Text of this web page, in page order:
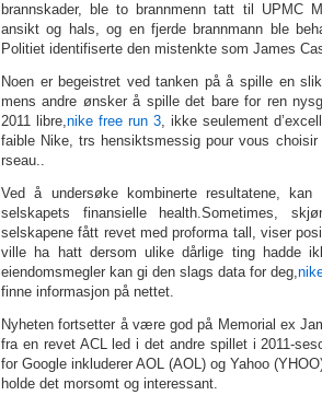
brannskader, ble to brannmenn tatt til UPMC
ansikt og hals, og en fjerde brannmann ble
Politiet identifiserte den mistenkte som James
Noen er begeistret ved tanken på å spille en
mens andre ønsker å spille det bare for ren
2011 libre,nike free run 3, ikke seulement
faible Nike, trs hensiktsmessig pour vous
rseau..
Ved å undersøke kombinerte resultatene,
selskapets finansielle health.Sometimes,
selskapene fått revet med proforma tall, viser
ville ha hatt dersom ulike dårlige ting hadde
eiendomsmegler kan gi den slags data for deg,
finne informasjon på nettet.
Nyheten fortsetter å være god på Memorial ex
fra en revet ACL led i det andre spillet i 2011-
for Google inkluderer AOL (AOL) og Yahoo
holde det morsomt og interessant.